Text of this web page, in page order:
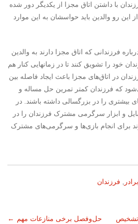
با داشتن اتاق مجزا از یکدیگر دور شده
این رو والدین باید حواسشان به این موارد
فرزندانی که اتاق‌ مجزا دارند به والدین
خود را تشویق کنند تا در زمانهایی کنار هم
در اتاق‌های مجزا باعث ایجاد فاصله ‌بین
که فرزندان کمتر تمرین حل مساله و
بیشتری را در بزرگسالی داشته باشند. در
و ابزار سرگرمی مشترک فرزندان را در
برای انجام بازی‌ها و سرگرمی‌های مشترک
, فرزندان
← حل‌وفصل برخی منازعات مهم تشخیص